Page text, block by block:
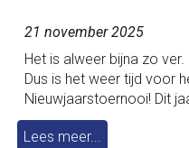
21 november 2025
Het is alweer bijna zo
Dus is het weer tijd voor
Nieuwjaarstoernooi! Dit
Lees meer...